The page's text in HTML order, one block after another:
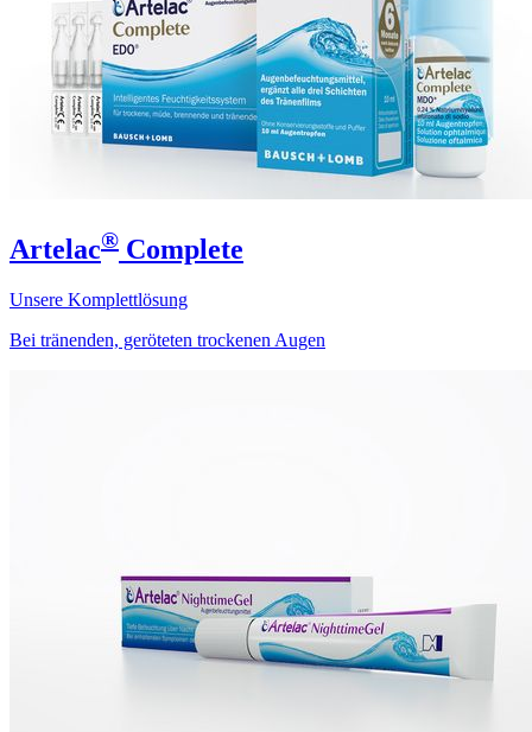
Artelac® Complete
Unsere Komplettlösung
Bei tränenden, geröteten trockenen Augen